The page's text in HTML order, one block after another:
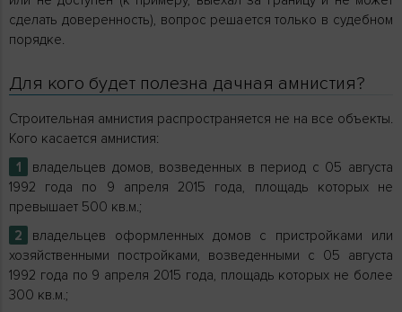
сделать доверенность), вопрос решается только в судебном
порядке.
Для кого будет полезна дачная амнистия?
Строительная амнистия распространяется не на все объекты.
Кого касается амнистия:
владельцев домов, возведенных в период с 05 августа
1992 года по 9 апреля 2015 года, площадь которых не
превышает 500 кв.м.;
владельцев оформленных домов с пристройками или
хозяйственными постройками, возведенными с 05 августа
1992 года по 9 апреля 2015 года, площадь которых не более
300 кв.м.;